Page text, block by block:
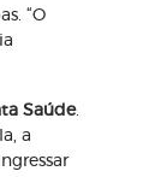
“O
Saúde.
a